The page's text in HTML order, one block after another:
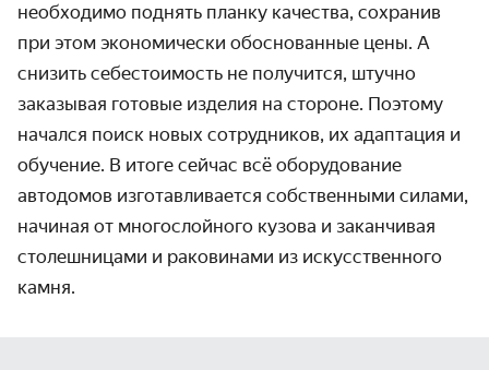
необходимо поднять планку качества, сохранив
при этом экономически обоснованные цены. А
снизить себестоимость не получится, штучно
заказывая готовые изделия на стороне. Поэтому
начался поиск новых сотрудников, их адаптация и
обучение. В итоге сейчас всё оборудование
автодомов изготавливается собственными силами,
начиная от многослойного кузова и заканчивая
столешницами и раковинами из искусственного
камня.